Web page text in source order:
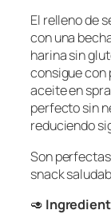
El relleno de
con una
harina sin
consigue con
aceite en
perfecto sin
reduciendo
Son
snack
🥑